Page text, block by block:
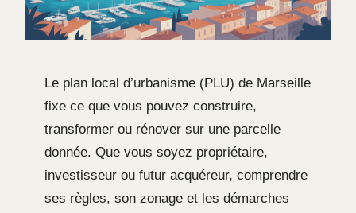
Le plan local d’urbanisme (PLU) de Marseille
fixe ce que vous pouvez construire,
transformer ou rénover sur une parcelle
donnée. Que vous soyez propriétaire,
investisseur ou futur acquéreur, comprendre
ses règles, son zonage et les démarches